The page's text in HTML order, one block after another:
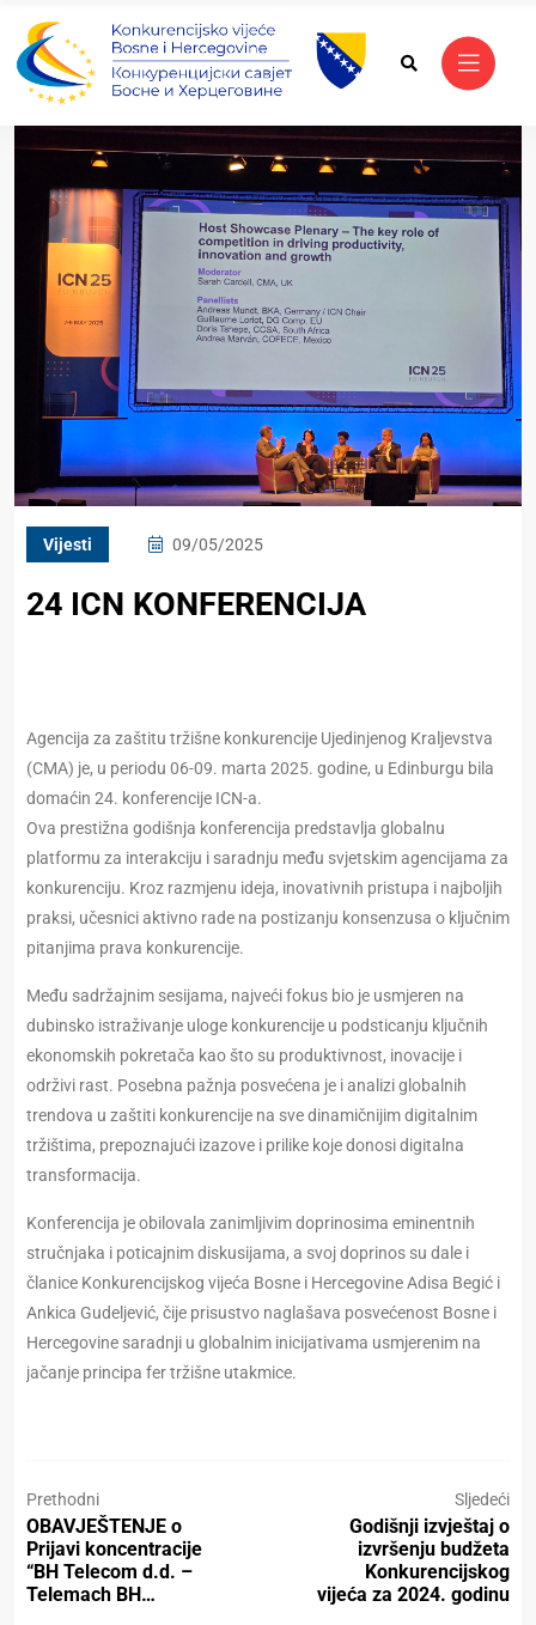
Vijesti 09/05/2025
24 ICN KONFERENCIJA
Agencija za zaštitu tržišne konkurencije Ujedinjenog Kraljevstva
(CMA) je, u periodu 06-09. marta 2025. godine, u Edinburgu bila
domaćin 24. konferencije ICN-a.
Ova prestižna godišnja konferencija predstavlja globalnu
platformu za interakciju i saradnju među svjetskim agencijama za
konkurenciju. Kroz razmjenu ideja, inovativnih pristupa i najboljih
praksi, učesnici aktivno rade na postizanju konsenzusa o ključnim
pitanjima prava konkurencije.
Među sadržajnim sesijama, najveći fokus bio je usmjeren na
dubinsko istraživanje uloge konkurencije u podsticanju ključnih
ekonomskih pokretača kao što su produktivnost, inovacije i
održivi rast. Posebna pažnja posvećena je i analizi globalnih
trendova u zaštiti konkurencije na sve dinamičnijim digitalnim
tržištima, prepoznajući izazove i prilike koje donosi digitalna
transformacija.
Konferencija je obilovala zanimljivim doprinosima eminentnih
stručnjaka i poticajnim diskusijama, a svoj doprinos su dale i
članice Konkurencijskog vijeća Bosne i Hercegovine Adisa Begić i
Ankica Gudeljević, čije prisustvo naglašava posvećenost Bosne i
Hercegovine saradnji u globalnim inicijativama usmjerenim na
jačanje principa fer tržišne utakmice.
Prethodni
OBAVJEŠTENJE o
Prijavi koncentracije
“BH Telecom d.d. –
Telemach BH…
Sljedeći
Godišnji izvještaj o
izvršenju budžeta
Konkurencijskog
vijeća za 2024. godinu